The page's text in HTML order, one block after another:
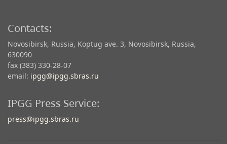
Contacts:
Novosibirsk, Russia, Koptug ave. 3, Novosibirsk, Russia,
630090
fax (383) 330-28-07
email: ipgg@ipgg.sbras.ru
IPGG Press Service:
press@ipgg.sbras.ru